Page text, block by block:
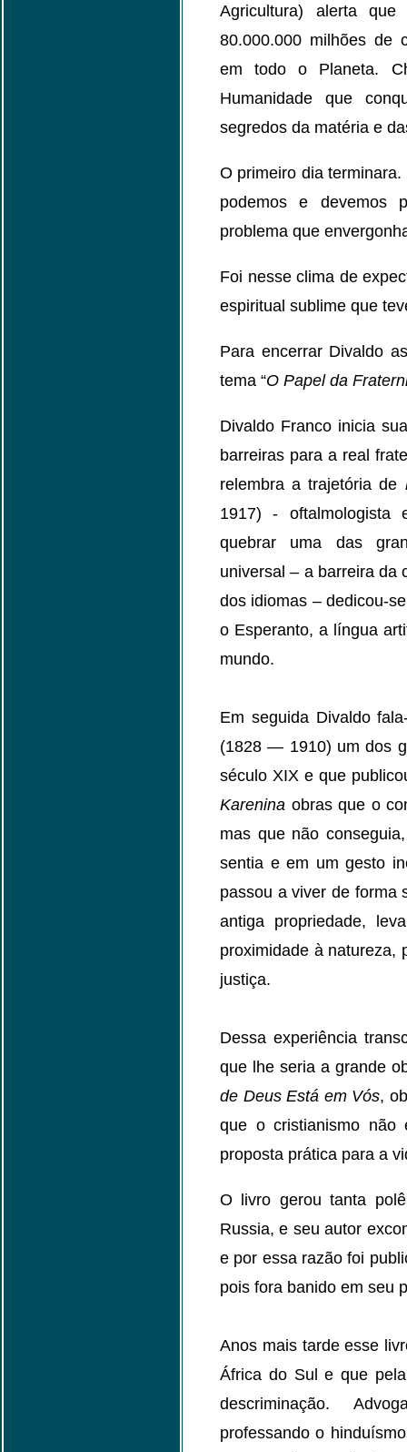
Agricultura) alerta
80.000.000 milhões de
em todo o Planeta.
Humanidade que
segredos da matéria e
O primeiro dia
podemos e devemos
problema que
Foi nesse clima de
espiritual sublime que
Para encerrar Divaldo
tema “O Papel da
Divaldo Franco inicia
barreiras para a real
relembra a trajetória de
1917) - oftalmologista
quebrar uma das
universal – a barreira da
dos idiomas – dedicou-
o Esperanto, a língua
mundo.
Em seguida Divaldo
(1828 — 1910) um dos
século XIX e que
Karenina obras que o
mas que não
sentia e em um gesto
passou a viver de forma
antiga propriedade,
proximidade à natureza,
justiça.
Dessa experiência
que lhe seria a grande
de Deus Está em Vós,
que o cristianismo não
proposta prática para a
O livro gerou tanta
Russia, e seu autor
e por essa razão foi
pois fora banido em seu
Anos mais tarde esse
África do Sul e que
descriminação.
professando o